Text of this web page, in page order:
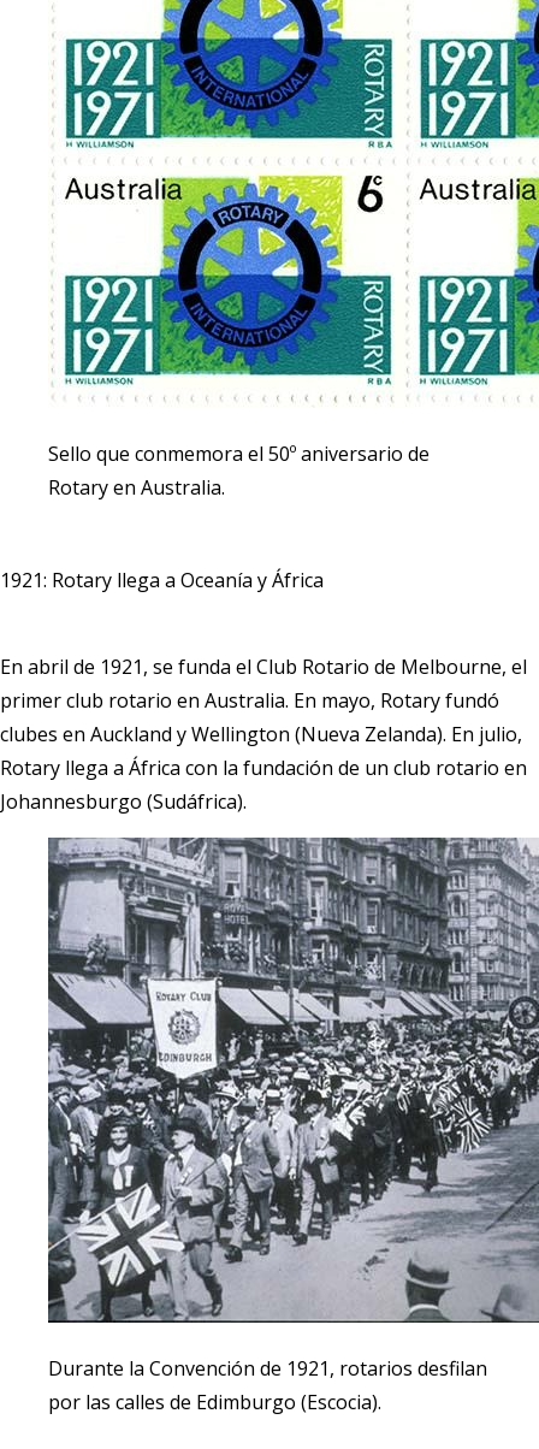
Sello que conmemora el 50º aniversario de
Rotary en Australia.
1921: Rotary llega a Oceanía y África
En abril de 1921, se funda el Club Rotario de Melbourne, el
primer club rotario en Australia. En mayo, Rotary fundó
clubes en Auckland y Wellington (Nueva Zelanda). En julio,
Rotary llega a África con la fundación de un club rotario en
Johannesburgo (Sudáfrica).
Durante la Convención de 1921, rotarios desfilan
por las calles de Edimburgo (Escocia).